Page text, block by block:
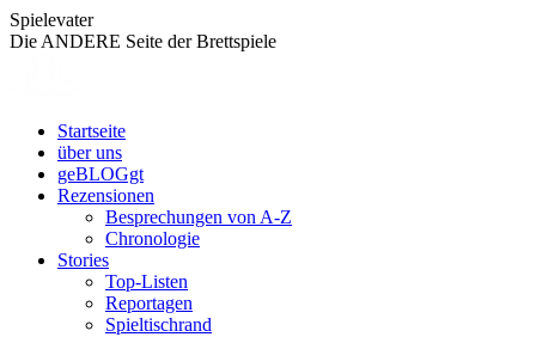
Zum
Inhalt
Spielevater
Die ANDERE Seite der Brettspiele
Startseite
über uns
geBLOGgt
Rezensionen
Besprechungen von A-Z
Chronologie
Stories
Top-Listen
Reportagen
Spieltischrand